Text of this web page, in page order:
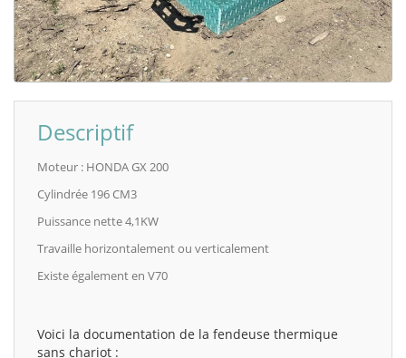
Descriptif
Moteur : HONDA GX 200
Cylindrée 196 CM3
Puissance nette 4,1KW
Travaille horizontalement ou verticalement
Existe également en V70
Voici la documentation de la fendeuse thermique
sans chariot :